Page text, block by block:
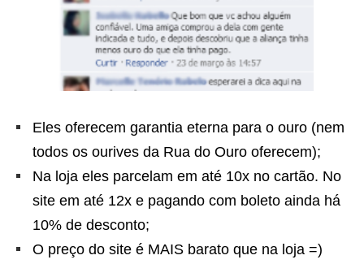
Eles oferecem garantia eterna para o ouro (nem
todos os ourives da Rua do Ouro oferecem);
Na loja eles parcelam em até 10x no cartão. No
site em até 12x e pagando com boleto ainda há
10% de desconto;
O preço do site é MAIS barato que na loja =)